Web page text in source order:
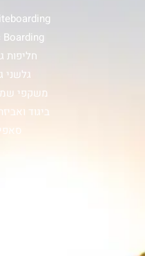
חליפות
גלשני
משקפי
ביגוד